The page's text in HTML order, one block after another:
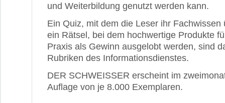
und Weiterbildung genutzt werden kann.
Ein Quiz, mit dem die Leser ihr
ein Rätsel, bei dem hochwertige Produkte
Praxis als Gewinn ausgelobt werden, sind
Rubriken des Informationsdienstes.
DER SCHWEISSER erscheint im
Auflage von je 8.000 Exemplaren.